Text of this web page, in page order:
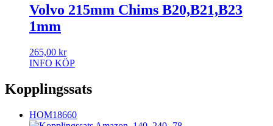
Volvo 215mm Chims B20,B21,B23
1mm
265,00 kr
INFO KÖP
Kopplingssats
HOM18660